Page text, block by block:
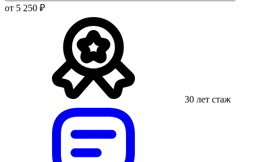
от 5 250 ₽
30 лет стаж